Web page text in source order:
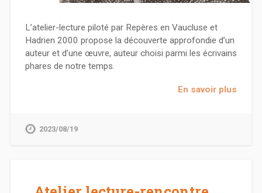
L’atelier-lecture piloté par Repères en Vaucluse et
Hadrien 2000 propose la découverte approfondie d’un
auteur et d’une œuvre, auteur choisi parmi les écrivains
phares de notre temps.
En savoir plus
2023/08/19